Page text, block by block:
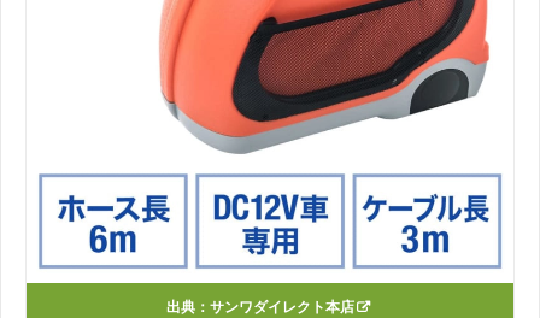
出典： サンワダイレクト本店